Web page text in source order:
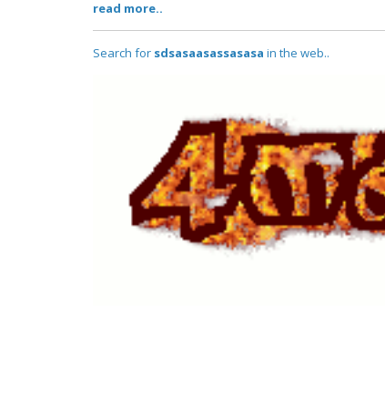
read more..
Search for sdsasaasassasasa in the web..